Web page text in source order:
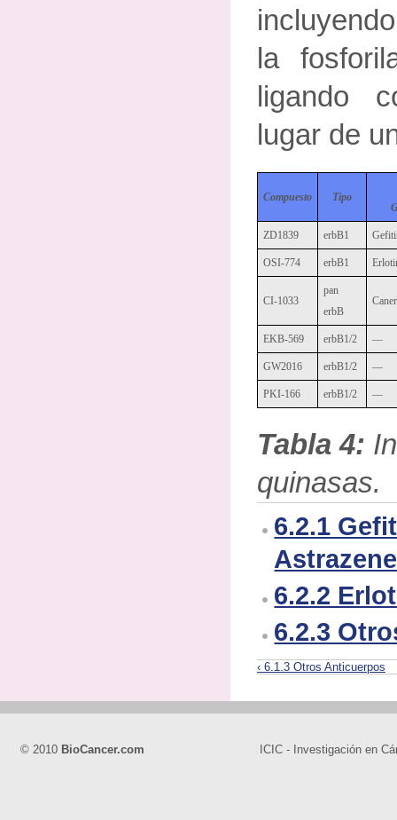
la
ligando
lugar de
Compuesto
Tipo
ZD1839 erbB1
OSI-774 erbB1
CI-1033
pan
erbB
EKB-569 erbB1/2 —
GW2016 erbB1/2 —
PKI-166 erbB1/2 —
Tabla 4:
quinasas.
6.2.1
6.2.2
6.2.3
‹ 6.1.3 Otros Anticuerpos
© 2010 BioCancer.com ICIC - Investigación en